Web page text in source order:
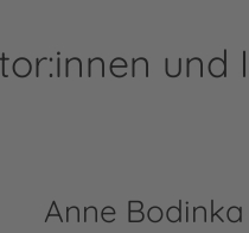
und
Anne Bodinka